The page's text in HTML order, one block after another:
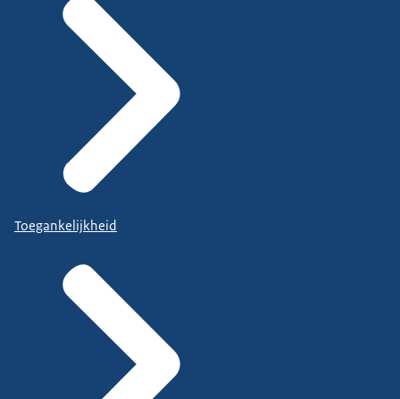
Toegankelijkheid